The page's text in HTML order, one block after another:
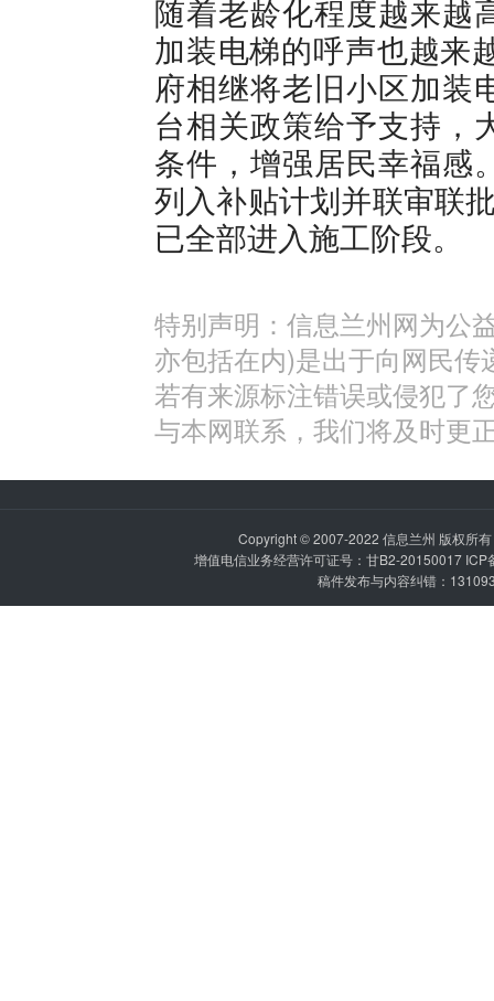
随着老龄化程度越来越
加装电梯的呼声也越来
府相继将老旧小区加装
台相关政策给予支持，
条件，增强居民幸福感
列入补贴计划并联审联
已全部进入施工阶段。
特别声明：信息兰州网为公
亦包括在内)是出于向网民
若有来源标注错误或侵犯了
与本网联系，我们将及时更
Copyright © 2007-2022 信息兰州 版权所
增值电信业务经营许可证号：甘B2-20150017 ICP
稿件发布与内容纠错：